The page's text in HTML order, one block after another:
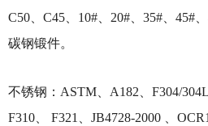
C50、C45、10#、20#、35#、45#
碳钢锻件。
不锈钢： ASTM、A182、F304/
F310、 F321、JB4728-2000 、